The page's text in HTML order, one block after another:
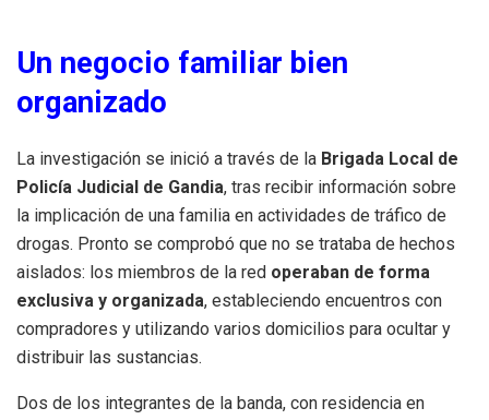
Un negocio familiar bien
organizado
La investigación se inició a través de la Brigada Local de
Policía Judicial de Gandia, tras recibir información sobre
la implicación de una familia en actividades de tráfico de
drogas. Pronto se comprobó que no se trataba de hechos
aislados: los miembros de la red operaban de forma
exclusiva y organizada, estableciendo encuentros con
compradores y utilizando varios domicilios para ocultar y
distribuir las sustancias.
Dos de los integrantes de la banda, con residencia en